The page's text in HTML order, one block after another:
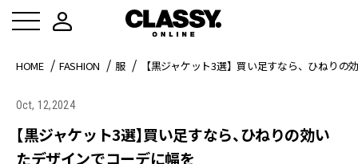
HOME FASHION 服 【黒ジャケット3選】買い足すなら、ひねりの
Oct, 12,2024
【黒ジャケット3選】買い足すなら、ひねりの効い
たデザインでコーデに幅を